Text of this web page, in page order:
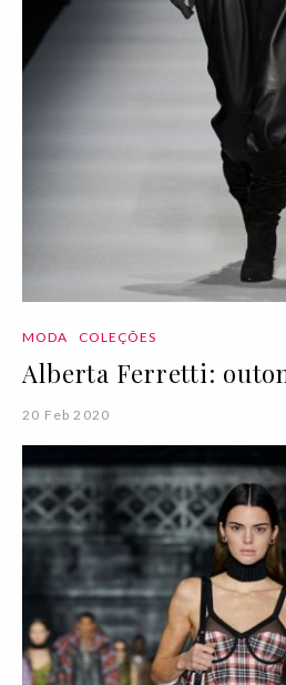
MODA COLEÇÕES
Alberta Ferretti:
20 Feb 2020